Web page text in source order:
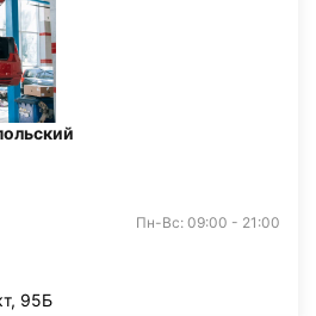
Пн-Вс: 09:00 - 21:00
95Б